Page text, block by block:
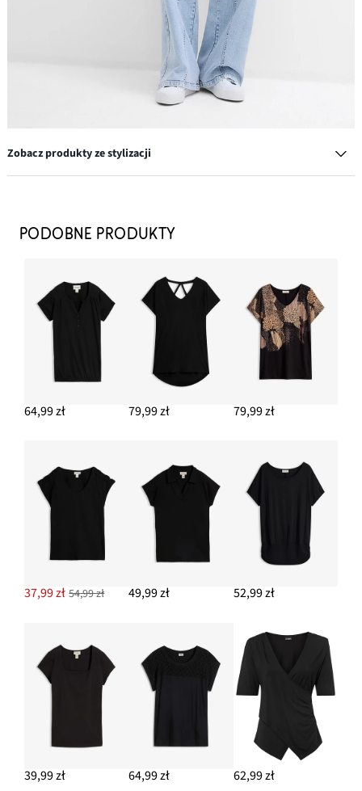
Zobacz produkty ze stylizacji
54,99 zł
Dżinsy Wide Leg, high waist, low stretch
69,99 zł
DODAJ DO KOSZYKA
Koszulowa kurtka dżinsowa
199,99 zł
114,99 zł
DODAJ DO KOSZYKA
PODOBNE PRODUKTY
64,99 zł 79,99 zł 79,99 zł
37,99 zł 54,99 zł 49,99 zł 52,99 zł
39,99 zł 64,99 zł 62,99 zł